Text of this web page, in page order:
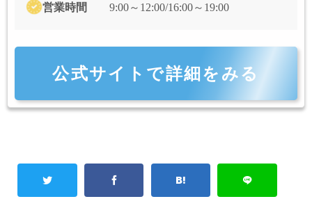
営業時間
9:00～12:00/16:00～19:00
公式サイトで詳細をみる